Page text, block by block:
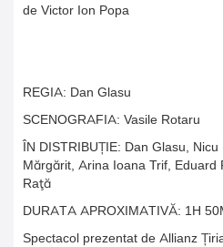
de Victor Ion Popa
REGIA: Dan Glasu
SCENOGRAFIA: Vasile Rotaru
ÎN DISTRIBUȚIE: Dan Glasu,
Mărgărit, Arina Ioana Trif, Eduard
Raţă
DURATA APROXIMATIVĂ: 1H
Spectacol prezentat de Allianz